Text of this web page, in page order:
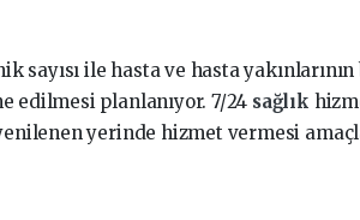
sayısı ile hasta ve hasta
edilmesi planlanıyor. 7/24 sağlık
yerinde hizmet vermesi